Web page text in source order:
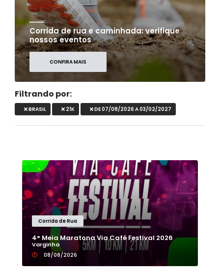
Corrida de rua e caminhada: verifique
nossos eventos
CONFIRA MAIS
Filtrando por:
BRASIL 21K DE 07/08/2026 A 03/02/2027
Corrida de Rua
4° Meia Maratona Via Café Festival 2026
Varginha
08/08/2026